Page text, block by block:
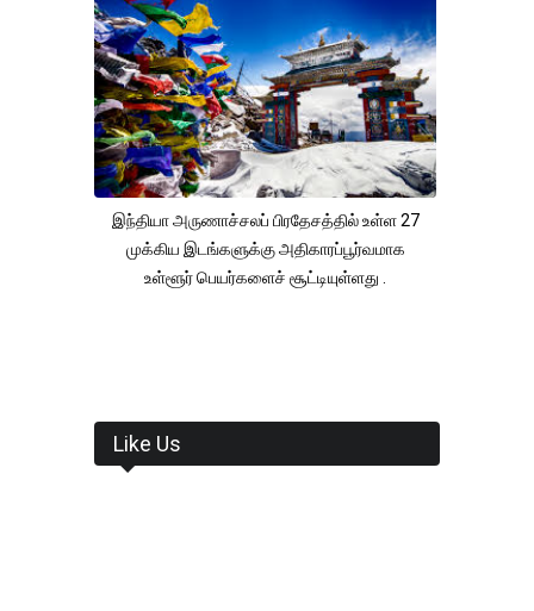
இந்தியா அருணாச்சலப் பிரதேசத்தில் உள்ள 27
முக்கிய இடங்களுக்கு அதிகாரப்பூர்வமாக
உள்ளூர் பெயர்களைச் சூட்டியுள்ளது .
Like Us